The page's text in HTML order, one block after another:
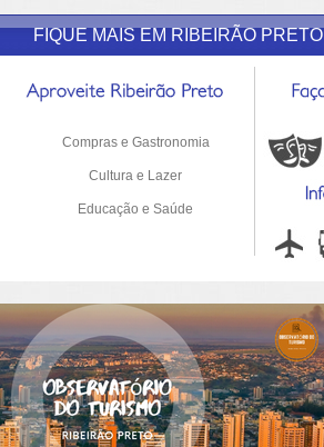
FIQUE MAIS EM RIBEIRÃO PRETO
Compras e Gastronomia
Cultura e Lazer
Educação e Saúde